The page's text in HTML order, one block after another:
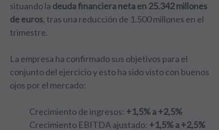
situando la deuda financiera neta en 25.342 millones
de euros, tras una reducción de 1.500 millones en el
trimestre.
La empresa ha confirmado sus objetivos para el
conjunto del ejercicio y esto ha sido visto con buenos
ojos por el mercado:
Crecimiento de ingresos: +1,5% a +2,5%
Crecimiento EBITDA ajustado: +1,5% a +2,5%